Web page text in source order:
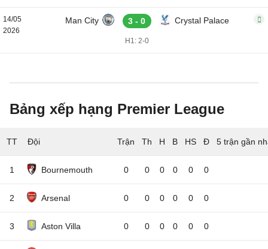
14/05
2026
Man City 3 - 0 Crystal Palace
H1: 2-0
Bảng xếp hạng Premier League
TT Đội 5 trận gần
1 Bournemouth 0 0 0 0 0 0
2 Arsenal 0 0 0 0 0 0
3 Aston Villa 0 0 0 0 0 0